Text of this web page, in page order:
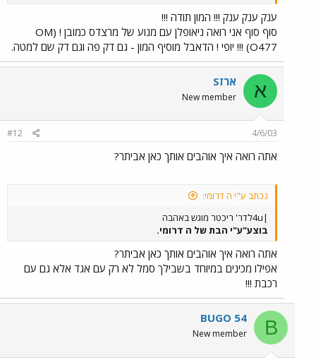
ענק ענק ענק !!! המון תודה !!!
סוף סוף אני רואה ניאופלן עם מנוע של מרצדס כמובן ! (OM
O477) !!! יופי ! הדאבל מוסיף המון - גם דק פה וגם דק שם למטה.
א ארזS
New member
4/6/03
#12
אתה רואה איך אוהבים אותך כאן אביתר?
נכתב ע"י ה דרומי:
|4uלדר' ריכטר מוגש באהבה
בוצע"ע"י הבת של ה דרומי.
אתה רואה איך אוהבים אותך כאן אביתר?
אפילו מכינים במיוחד בשבילך סמל לא רק עם אגד אלא גם עם
רכבת !!!
B
BUGO 54
New member